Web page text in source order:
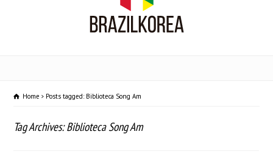
Home Posts tagged: Biblioteca Song Am
Tag Archives: Biblioteca Song Am